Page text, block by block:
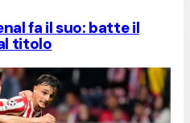
fa il suo: batte il
titolo